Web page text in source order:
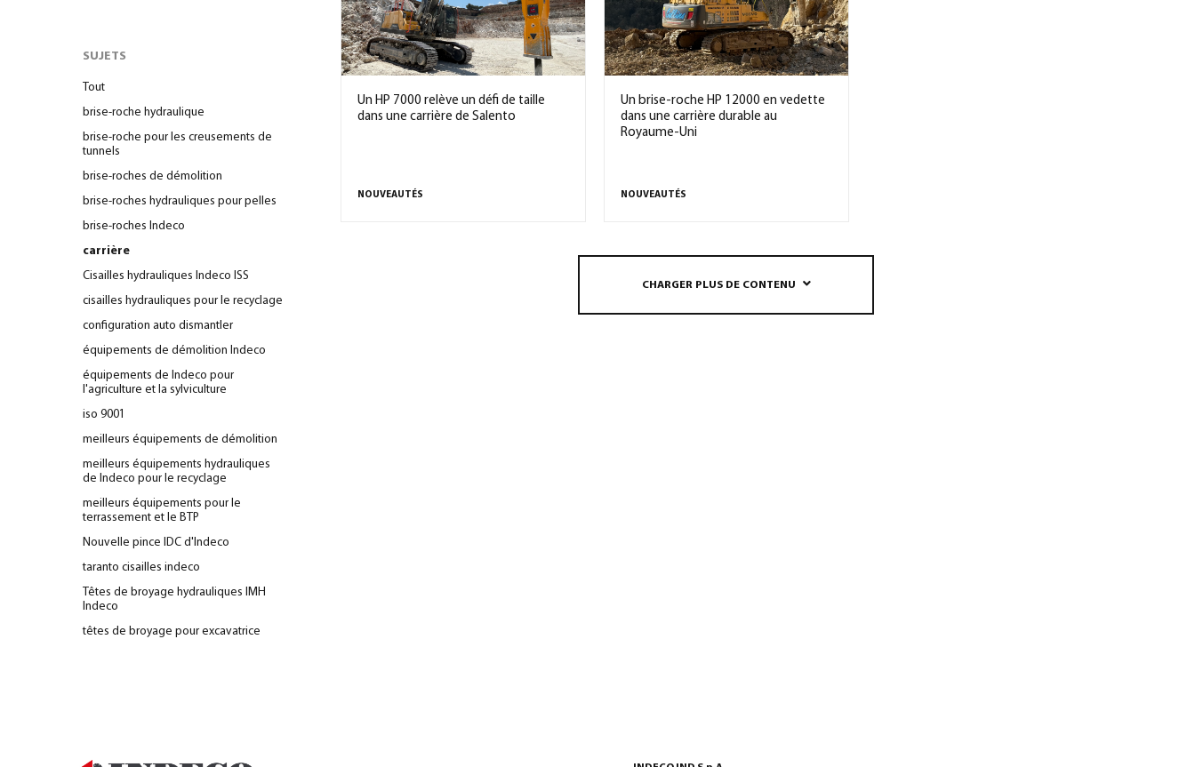
SUJETS
Tout
brise-roche hydraulique
brise-roche pour les creusements de
tunnels
brise-roches de démolition
brise-roches hydrauliques pour pelles
brise-roches Indeco
carrière
Cisailles hydrauliques Indeco ISS
cisailles hydrauliques pour le recyclage
configuration auto dismantler
équipements de démolition Indeco
équipements de Indeco pour
l'agriculture et la sylviculture
iso 9001
meilleurs équipements de démolition
meilleurs équipements hydrauliques
de Indeco pour le recyclage
meilleurs équipements pour le
terrassement et le BTP
Nouvelle pince IDC d'Indeco
taranto cisailles indeco
Têtes de broyage hydrauliques IMH
Indeco
têtes de broyage pour excavatrice
Un HP 7000 relève un défi de taille
dans une carrière de Salento
NOUVEAUTÉS
Un brise-roche HP 12000 en vedette
dans une carrière durable au
Royaume-Uni
NOUVEAUTÉS
CHARGER PLUS DE CONTENU